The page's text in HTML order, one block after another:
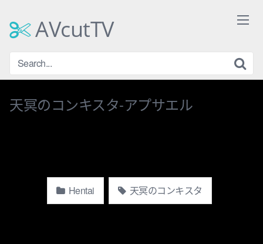
contentAVcutTV
天冥のコンキスタ-アプサエル
Hentai 天冥のコンキスタ